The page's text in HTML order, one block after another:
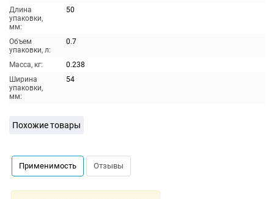
Длина
упаковки,
мм:
50
Объем
упаковки, л:
0.7
Масса, кг:
0.238
Ширина
упаковки,
мм:
54
Похожие товары
Применимость Отзывы